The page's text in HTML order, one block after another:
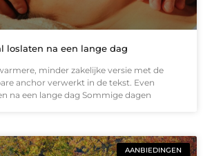
loslaten na een lange dag
minder zakelijke versie met de
anchor verwerkt in de tekst. Even
na een lange dag Sommige dagen
AANBIEDINGEN